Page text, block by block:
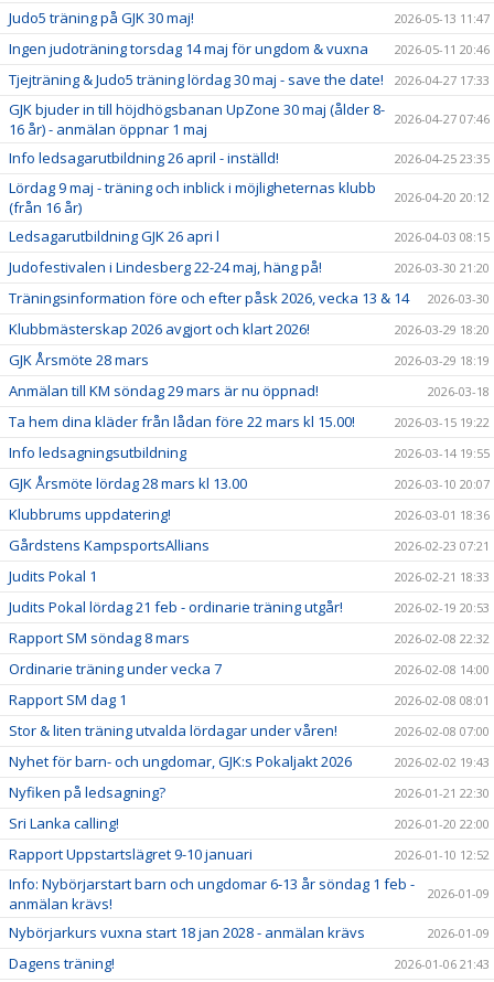
Judo5 träning på GJK 30 maj! 2026-05-13 11:47
Ingen judoträning torsdag 14 maj för ungdom & vuxna 2026-05-11 20:46
Tjejträning & Judo5 träning lördag 30 maj - save the date! 2026-04-27 17:33
GJK bjuder in till höjdhögsbanan UpZone 30 maj (ålder 8-
16 år) - anmälan öppnar 1 maj
2026-04-27 07:46
Info ledsagarutbildning 26 april - inställd! 2026-04-25 23:35
Lördag 9 maj - träning och inblick i möjligheternas klubb
(från 16 år)
2026-04-20 20:12
Ledsagarutbildning GJK 26 apri l 2026-04-03 08:15
Judofestivalen i Lindesberg 22-24 maj, häng på! 2026-03-30 21:20
Träningsinformation före och efter påsk 2026, vecka 13 & 14 2026-03-30
Klubbmästerskap 2026 avgjort och klart 2026! 2026-03-29 18:20
GJK Årsmöte 28 mars 2026-03-29 18:19
Anmälan till KM söndag 29 mars är nu öppnad! 2026-03-18
Ta hem dina kläder från lådan före 22 mars kl 15.00! 2026-03-15 19:22
Info ledsagningsutbildning 2026-03-14 19:55
GJK Årsmöte lördag 28 mars kl 13.00 2026-03-10 20:07
Klubbrums uppdatering! 2026-03-01 18:36
Gårdstens KampsportsAllians 2026-02-23 07:21
Judits Pokal 1 2026-02-21 18:33
Judits Pokal lördag 21 feb - ordinarie träning utgår! 2026-02-19 20:53
Rapport SM söndag 8 mars 2026-02-08 22:32
Ordinarie träning under vecka 7 2026-02-08 14:00
Rapport SM dag 1 2026-02-08 08:01
Stor & liten träning utvalda lördagar under våren! 2026-02-08 07:00
Nyhet för barn- och ungdomar, GJK:s Pokaljakt 2026 2026-02-02 19:43
Nyfiken på ledsagning? 2026-01-21 22:30
Sri Lanka calling! 2026-01-20 22:00
Rapport Uppstartslägret 9-10 januari 2026-01-10 12:52
Info: Nybörjarstart barn och ungdomar 6-13 år söndag 1 feb -
anmälan krävs!
2026-01-09
Nybörjarkurs vuxna start 18 jan 2028 - anmälan krävs 2026-01-09
Dagens träning! 2026-01-06 21:43